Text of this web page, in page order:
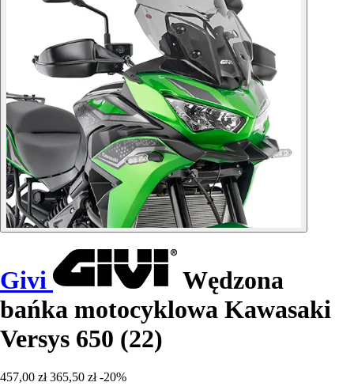
Givi
Wędzona
bańka motocyklowa Kawasaki
Versys 650 (22)
457,00 zł 365,50 zł -20%